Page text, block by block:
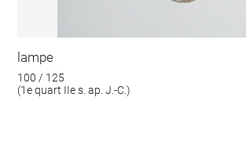
lampe
100 / 125
(1e quart IIe s. ap. J.-C.)